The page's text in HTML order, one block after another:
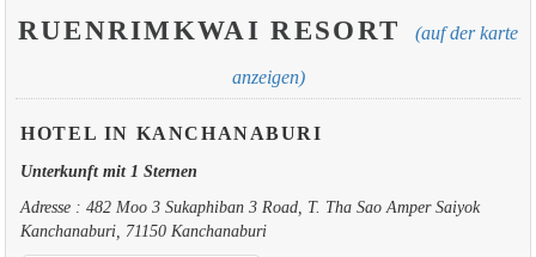
RUENRIMKWAI RESORT (auf der karte
anzeigen)
HOTEL IN KANCHANABURI
Unterkunft mit 1 Sternen
Adresse : 482 Moo 3 Sukaphiban 3 Road, T. Tha Sao Amper Saiyok
Kanchanaburi, 71150 Kanchanaburi